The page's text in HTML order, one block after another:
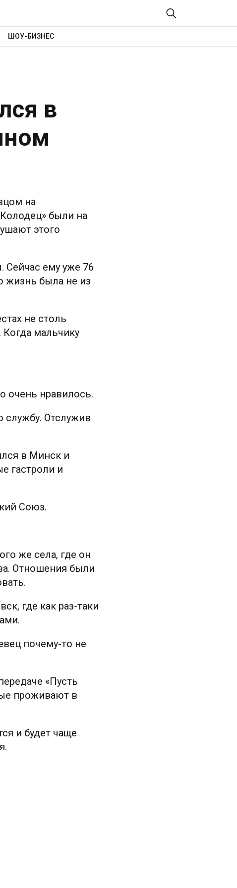
ШОУ-БИЗНЕС
в
на
были на
этого
Сейчас ему уже 76
жизнь была не из
не столь
мальчику
очень нравилось.
службу. Отслужив
в Минск и
гастроли и
Союз.
же села, где он
Отношения были
где как раз-таки
почему-то не
«Пусть
проживают в
и будет чаще